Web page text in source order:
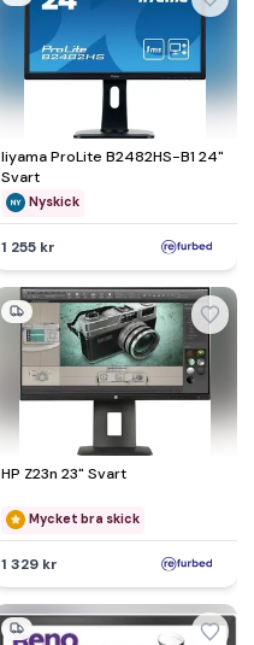
Iiyama ProLite B2482HS-B1 24"
Svart
Nyskick
1 255 kr
HP Z23n 23" Svart
Mycket bra skick
1 329 kr